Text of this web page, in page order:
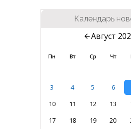
Календарь
Август
Пн Вт Ср Чт
3
4 5 6
10
11 12 13
17
18 19 20